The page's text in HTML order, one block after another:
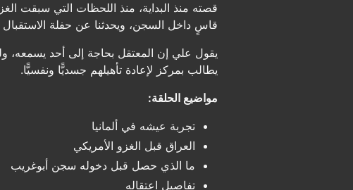
قصته منذ البداية، منذ اللحظات التي سبقت
قاسٍ داخل السجن، ويحدثنا عن حفلة
يقول علي إن المعتقل بحاجة إلى أحد يسمعه،
يطالب بمركز لإعادة تأهيلهم جسديًّا ونفسيًّا.
مواضيع الحلقة:
تجربة عيشه في ألمانيا
العراق قبل الغزو الأمريكي
ما الذي حصل قبل دخوله سجن أبوغريب
تفاصيل اعتقاله